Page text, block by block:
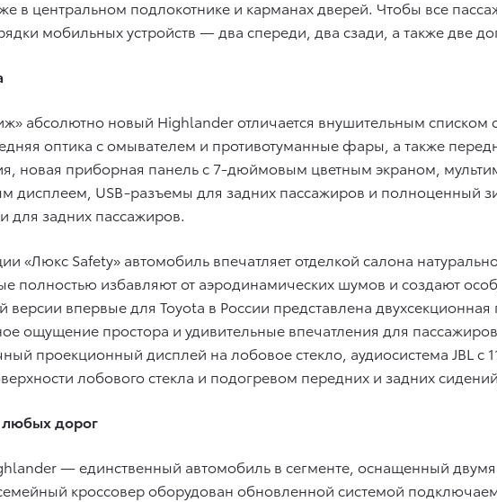
в центральном подлокотнике и карманах дверей. Чтобы все
мобильных устройств — два спереди, два сзади, а также две
абсолютно новый Highlander отличается внушительным
оптика с омывателем и противотуманные фары, а также
новая приборная панель с 7-дюймовым цветным экраном,
USB-разъемы для задних пассажиров и полноценный
для задних пассажиров.
«Люкс Safety» автомобиль впечатляет отделкой салона
полностью избавляют от аэродинамических шумов и создают
версии впервые для Toyota в России представлена
ощущение простора и удивительные впечатления для
проекционный дисплей на лобовое стекло, аудиосистема JBL
лобового стекла и подогревом передних и задних
дорог
— единственный автомобиль в сегменте, оснащенный
кроссовер оборудован обновленной системой